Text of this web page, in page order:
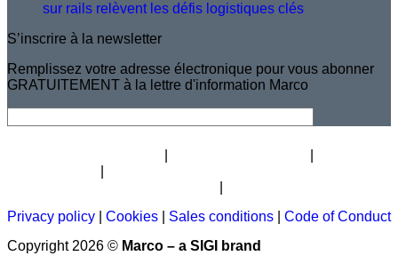
sur rails relèvent les défis logistiques clés
S’inscrire à la newsletter
Remplissez votre adresse électronique pour vous abonner
GRATUITEMENT à la lettre d'information Marco
Privacy policy Cookies Sales conditions
Code of Conduct
Copyright 2026 © Marco – a SIGI brand